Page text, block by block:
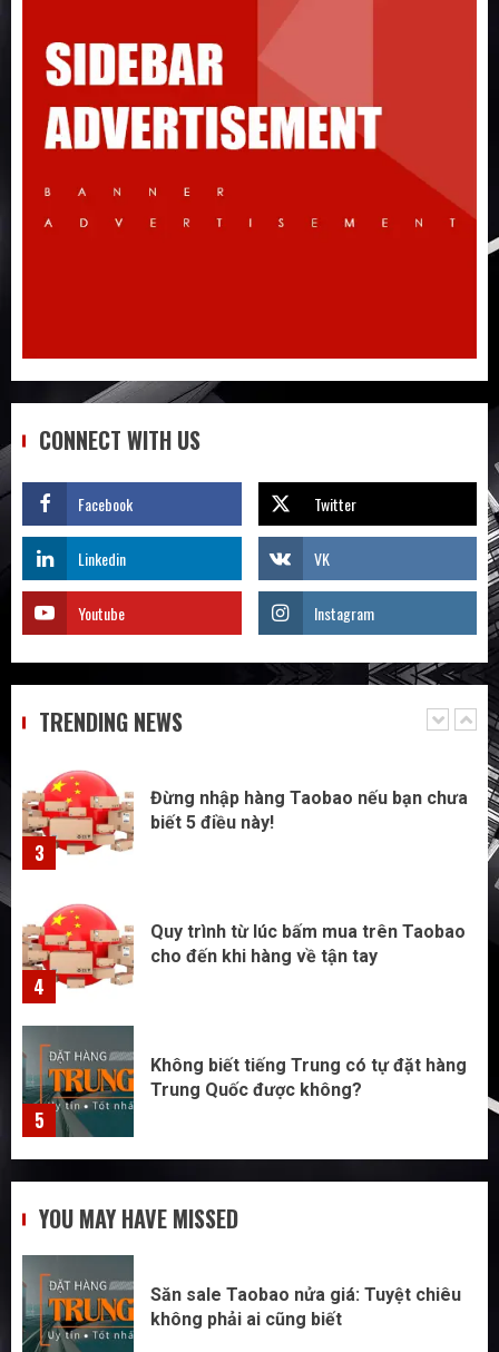
CONNECT WITH US
Facebook Twitter
Linkedin VK
Youtube Instagram
TRENDING NEWS
Đừng nhập hàng Taobao nếu bạn chưa
biết 5 điều này!
5
Không biết tiếng Trung có tự đặt hàng
Trung Quốc được không?
1
Săn sale Taobao nửa giá: Tuyệt chiêu
không phải ai cũng biết
Quy trình 4 bước tự order 1688 tận
làm và bạn cũng có thể
3
biết 5 điều này!
4
cho đến khi hàng về tận tay
5
Trung Quốc được không?
1
Săn sale Taobao nửa giá: Tuyệt chiêu
Quy trình 4 bước tự order 1688 tận
xưởng không qua trung gian – Tôi đã
YOU MAY HAVE MISSED
Săn sale Taobao nửa giá: Tuyệt chiêu
không phải ai cũng biết